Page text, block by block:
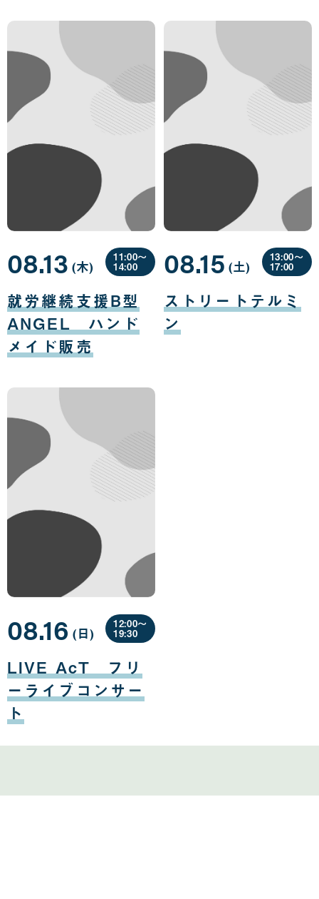
就労継続支援B型
ANGEL ハンド
メイド販売
08.13
月
13
日
(木曜
日
)
11:00〜
14:00
ストリートテルミ
ン
08.15
月
15
日
(土曜
日
)
13:00〜
17:00
LIVE AcT フリ
ーライブコンサー
ト
08.16
月
16
日
(日曜
日
)
12:00〜
19:30